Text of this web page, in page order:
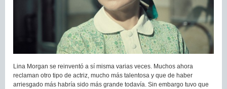
Lina Morgan se reinventó a sí misma varias veces. Muchos ahora
reclaman otro tipo de actriz, mucho más talentosa y que de haber
arriesgado más habría sido más grande todavía. Sin embargo tuvo que